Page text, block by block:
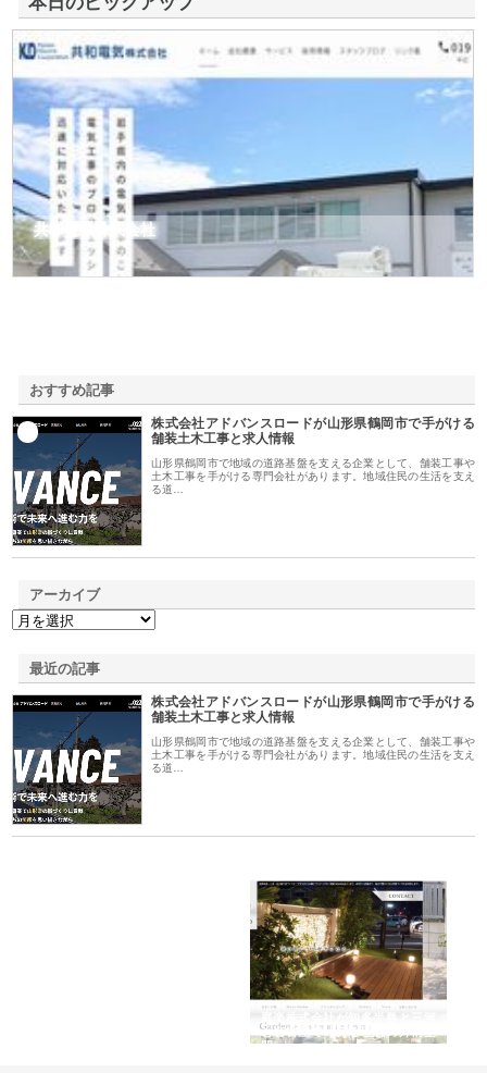
共和電気株式会社
おすすめ記事
株式会社アドバンスロードが山形県鶴岡市で手がける
舗装土木工事と求人情報
山形県鶴岡市で地域の道路基盤を支える企業として、舗装工事や
土木工事を手がける専門会社があります。地域住民の生活を支え
る道…
アーカイブ
最近の記事
株式会社アドバンスロードが山形県鶴岡市で手がける
舗装土木工事と求人情報
山形県鶴岡市で地域の道路基盤を支える企業として、舗装工事や
土木工事を手がける専門会社があります。地域住民の生活を支え
る道…
と名古屋で叶える理想の外構空
間